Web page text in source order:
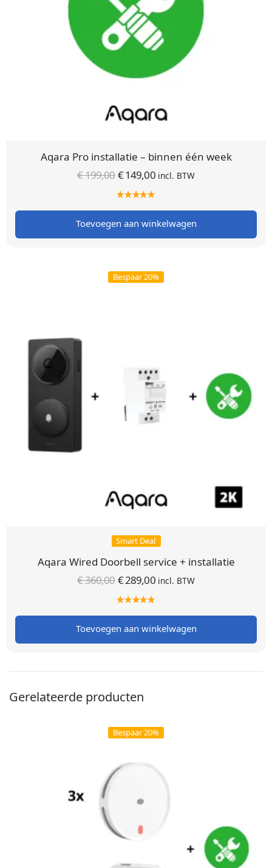
Aqara Pro installatie – binnen één week
€199,00Oorspronkelijke
prijs was:
€ 199,00.
€149,00 Huidige
€ 149,00.
incl. BTW
Toevoegen aan winkelwagen
Bespaar 20%
Smart Deal
Aqara Wired Doorbell service + installatie
€360,00Oorspronkelijke
prijs was:
€ 360,00.
€289,00 Huidige
€ 289,00.
incl. BTW
Toevoegen aan winkelwagen
Gerelateerde producten
Bespaar 20%